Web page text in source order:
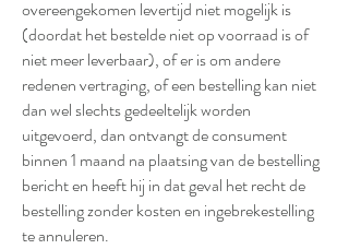
overeengekomen levertijd niet mogelijk is
(doordat het bestelde niet op voorraad is of
niet meer leverbaar), of er is om andere
redenen vertraging, of een bestelling kan niet
dan wel slechts gedeeltelijk worden
uitgevoerd, dan ontvangt de consument
binnen 1 maand na plaatsing van de bestelling
bericht en heeft hij in dat geval het recht de
bestelling zonder kosten en ingebrekestelling
te annuleren.